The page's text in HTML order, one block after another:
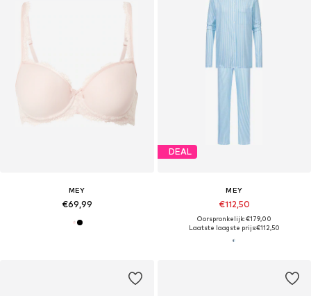
MEY
€69,99
DEAL
MEY
€112,50
Oorspronkelijk: €179,00
Laatste laagste prijs:€112,50